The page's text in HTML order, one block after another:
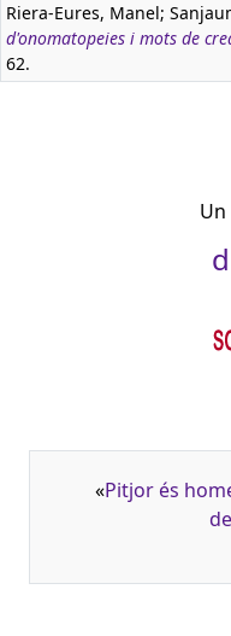
Riera-Eures, Manel;
d'onomatopeies i mots de
62.
«Pitjor és